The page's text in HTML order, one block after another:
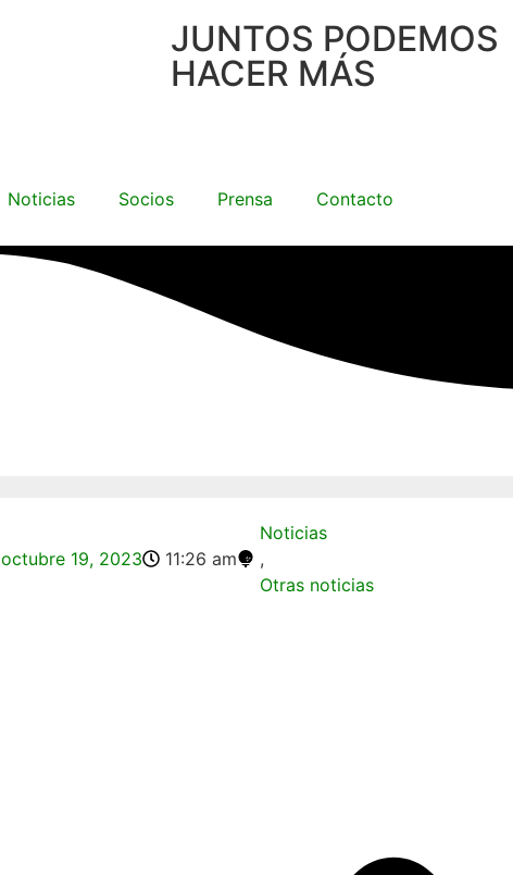
JUNTOS PODEMOS
HACER MÁS
Noticias Socios Prensa Contacto
octubre 19, 2023 11:26 am
Noticias
,
Otras noticias